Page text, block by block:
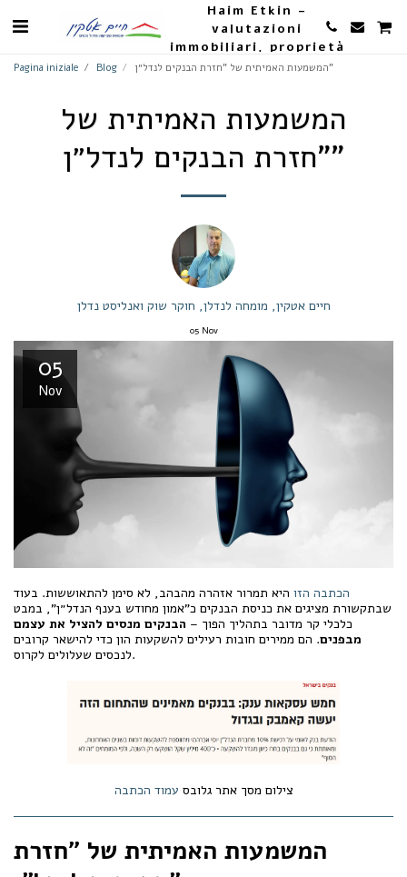
Haim Etkin -
valutazioni
immobiliari, proprietà
e agricoltura
Pagina iniziale Blog המשמעות האמיתית של "חזרת הבנקים לנדל״ן"
המשמעות האמיתית של
"חזרת הבנקים לנדל״ן"
חיים אטקין, מומחה לנדלן, חוקר שוק ואנליסט נדלן
05 Nov
05
Nov
הכתבה הזו היא תמרור אזהרה מהבהב, לא סימן להתאוששות. בעוד
שבתקשורת מציגים את כניסת הבנקים כ"אמון מחודש בענף הנדל״ן", במבט
כלכלי קר מדובר בתהליך הפוך – הבנקים מנסים להציל את עצמם
מבפנים. הם ממירים חובות רעילים להשקעות הון כדי להישאר קרובים
לנכסים שעלולים לקרוס.
צילום מסך אתר גלובס עמוד הכתבה
המשמעות האמיתית של "חזרת